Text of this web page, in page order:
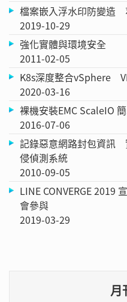
檔案嵌入浮水印防變造
2019-10-29
強化實體與環境安全
2011-02-05
K8s深度整合vSphere
2020-03-16
裸機安裝EMC ScaleIO
2016-07-06
記錄惡意網路封包資訊
侵偵測系統
2010-09-05
LINE CONVERGE 2019
會參與
2019-03-29
月